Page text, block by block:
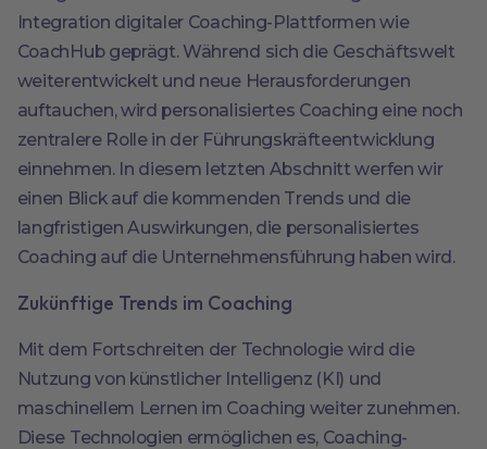
Integration digitaler Coaching-Plattformen wie
CoachHub geprägt. Während sich die Geschäftswelt
weiterentwickelt und neue Herausforderungen
auftauchen, wird personalisiertes Coaching eine noch
zentralere Rolle in der Führungskräfteentwicklung
einnehmen. In diesem letzten Abschnitt werfen wir
einen Blick auf die kommenden Trends und die
langfristigen Auswirkungen, die personalisiertes
Coaching auf die Unternehmensführung haben wird.
Zukünftige Trends im Coaching
Mit dem Fortschreiten der Technologie wird die
Nutzung von künstlicher Intelligenz (KI) und
maschinellem Lernen im Coaching weiter zunehmen.
Diese Technologien ermöglichen es, Coaching-